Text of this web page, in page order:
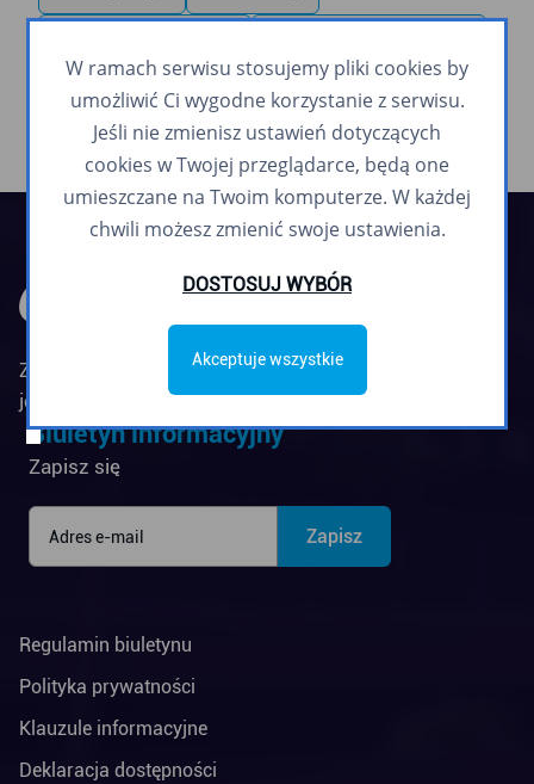
Zarząd Komunikacji Miejskiej w Gdyni jest
jednostką budżetową Miasta Gdyni
Biuletyn informacyjny
Zapisz się
Regulamin biuletynu
Polityka prywatności
Klauzule informacyjne
Deklaracja dostępności
W ramach serwisu stosujemy pliki cookies by
umożliwić Ci wygodne korzystanie z serwisu.
Jeśli nie zmienisz ustawień dotyczących
cookies w Twojej przeglądarce, będą one
umieszczane na Twoim komputerze. W każdej
chwili możesz zmienić swoje ustawienia.
DOSTOSUJ WYBÓR
Akceptuje wszystkie